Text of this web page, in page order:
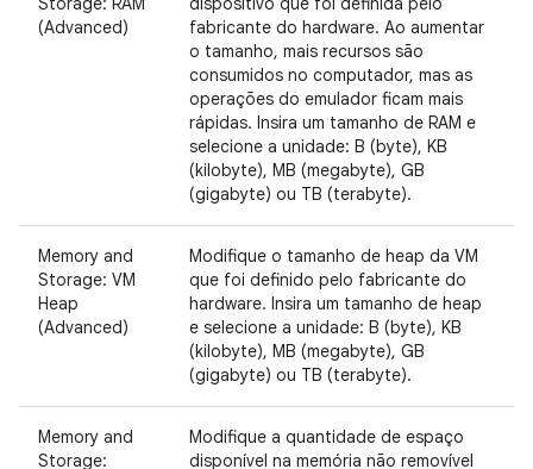
(Advanced)
fabricante do hardware. Ao aumentar
o tamanho, mais recursos são
consumidos no computador, mas as
operações do emulador ficam mais
rápidas. Insira um tamanho de RAM e
selecione a unidade: B (byte), KB
(kilobyte), MB (megabyte), GB
(gigabyte) ou TB (terabyte).
Memory and
Storage: VM
Heap
(Advanced)
Modifique o tamanho de heap da VM
que foi definido pelo fabricante do
hardware. Insira um tamanho de heap
e selecione a unidade: B (byte), KB
(kilobyte), MB (megabyte), GB
(gigabyte) ou TB (terabyte).
Memory and
Storage:
Modifique a quantidade de espaço
disponível na memória não removível